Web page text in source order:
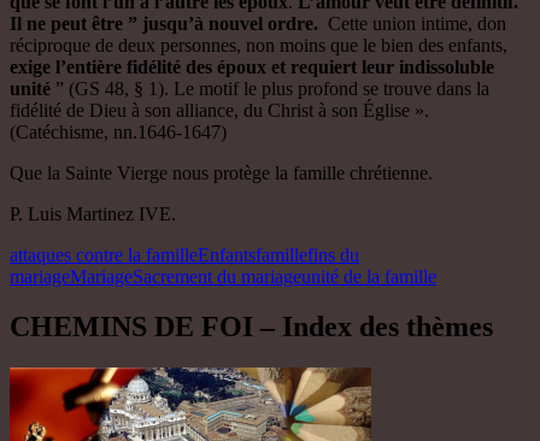
Il ne peut être ” jusqu’à nouvel ordre. Cette union intime, don
réciproque de deux personnes, non moins que le bien des enfants,
exige l’entière fidélité des époux et requiert leur indissoluble
unité ” (GS 48, § 1). Le motif le plus profond se trouve dans la
fidélité de Dieu à son alliance, du Christ à son Église ».
(Catéchisme, nn.1646-1647)
Que la Sainte Vierge nous protège la famille chrétienne.
P. Luis Martinez IVE.
attaques contre la familleEnfantsfamillefins du
mariageMariageSacrement du mariageunité de la famille
CHEMINS DE FOI – Index des thèmes